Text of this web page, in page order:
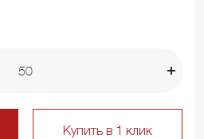
Купить в 1 клик